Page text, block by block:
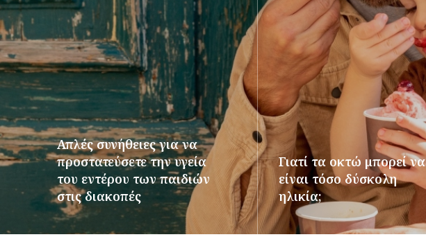
Απλές συνήθειες για να
προστατεύσετε την υγεία
του εντέρου των παιδιών
στις διακοπές
ΠΕΡΙΣΣΌΤΕΡΑ
Γιατί τα οκτώ μπορεί να
είναι τόσο δύσκολη
ηλικία;
ΠΕΡΙΣΣΌΤΕΡΑ